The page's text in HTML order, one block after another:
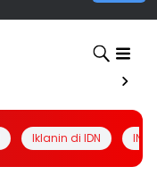
Iklanin di IDN